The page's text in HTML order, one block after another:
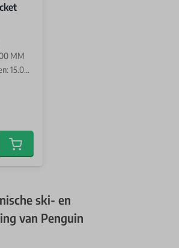
MM
GR
Add to cart
ski- en
van Penguin